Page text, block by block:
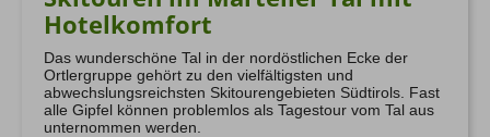
Hotelkomfort
Das wunderschöne Tal in der nordöstlichen Ecke der
Ortlergruppe gehört zu den vielfältigsten und
abwechslungsreichsten Skitourengebieten Südtirols. Fast
alle Gipfel können problemlos als Tagestour vom Tal aus
unternommen werden.